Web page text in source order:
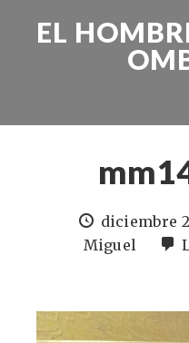
EL
diciembre
Miguel